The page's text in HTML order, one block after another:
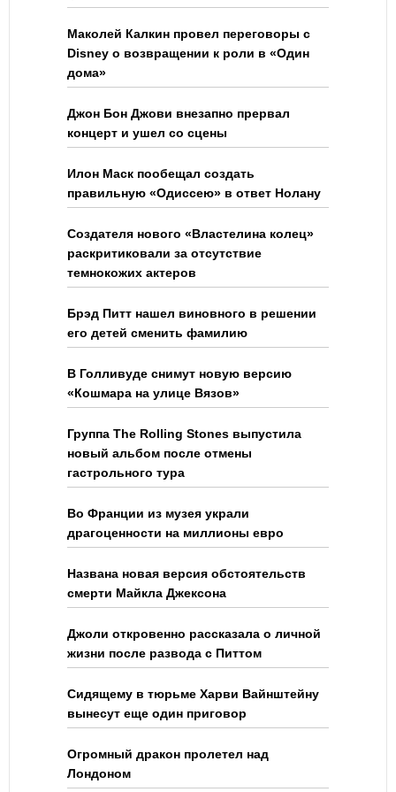
Маколей Калкин провел переговоры с
Disney о возвращении к роли в «Один
дома»
Джон Бон Джови внезапно прервал
концерт и ушел со сцены
Илон Маск пообещал создать
правильную «Одиссею» в ответ Нолану
Создателя нового «Властелина колец»
раскритиковали за отсутствие
темнокожих актеров
Брэд Питт нашел виновного в решении
его детей сменить фамилию
В Голливуде снимут новую версию
«Кошмара на улице Вязов»
Группа The Rolling Stones выпустила
новый альбом после отмены
гастрольного тура
Во Франции из музея украли
драгоценности на миллионы евро
Названа новая версия обстоятельств
смерти Майкла Джексона
Джоли откровенно рассказала о личной
жизни после развода с Питтом
Сидящему в тюрьме Харви Вайнштейну
вынесут еще один приговор
Огромный дракон пролетел над
Лондоном